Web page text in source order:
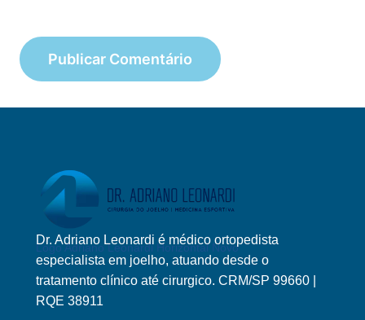
Logo Adriano Leonardi Horizontal Novo
Dr. Adriano Leonardi é médico ortopedista
especialista em joelho, atuando desde o
tratamento clínico até cirurgico. CRM/SP 99660 |
RQE 38911